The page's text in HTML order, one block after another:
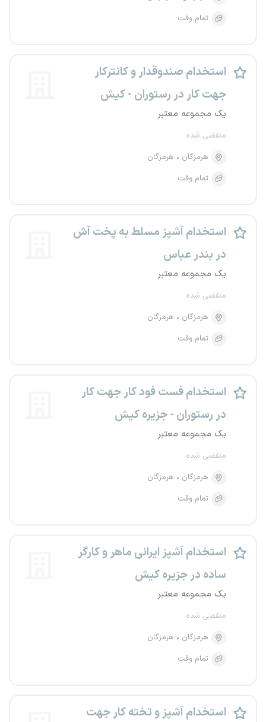
تمام وقت
استخدام صندوقدار و کانترکار
جهت کار در رستوران - کیش
یک مجموعه معتبر
منقضی شده
هرمزگان
هرمزگان
تمام وقت
استخدام آشپز مسلط به پخت آش
در بندر عباس
یک مجموعه معتبر
منقضی شده
هرمزگان
هرمزگان
تمام وقت
استخدام فست فود کار جهت کار
در رستوران - جزیره کیش
یک مجموعه معتبر
منقضی شده
هرمزگان
هرمزگان
تمام وقت
استخدام آشپز ایرانی ماهر و کارگر
ساده در جزیره کیش
یک مجموعه معتبر
منقضی شده
هرمزگان
هرمزگان
تمام وقت
استخدام آشپز و تخته کار جهت